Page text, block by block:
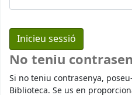
No teniu
Si no teniu contrasenya,
Biblioteca. Se us en